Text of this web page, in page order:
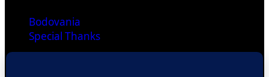
Bodovania
Special Thanks